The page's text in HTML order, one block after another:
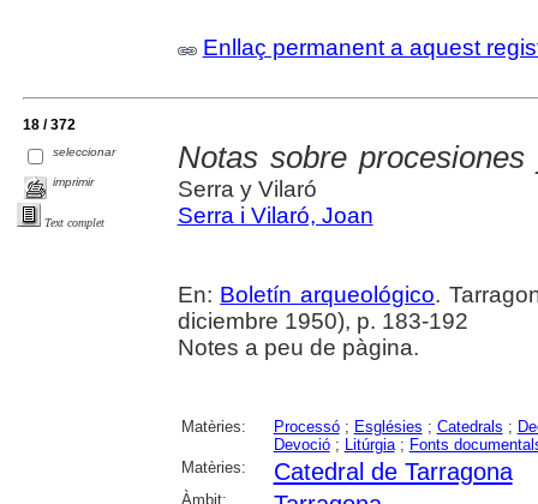
Enllaç permanent a aquest
18 / 372
seleccionar
imprimir
Text complet
Notas sobre
Serra y Vilaró
Serra i Vilaró, Joan
En: Boletín arqueológico.
diciembre 1950), p. 183-192
Notes a peu de pàgina.
Matèries: Processó; Esglésies ; Catedrals ;
Devoció; Litúrgia; Fonts
Matèries:
Catedral de Tarragona
Àmbit: